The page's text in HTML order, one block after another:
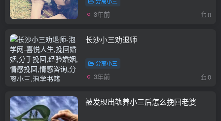
3年前 0
长沙小三劝退师
分离小三
3年前 0
被发现出轨养小三后怎么挽回老婆